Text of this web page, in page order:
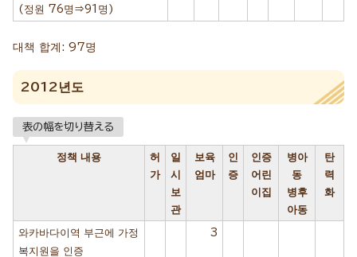
(정원 76명⇒91명)
대책 합계: 97명
2012년도
表の幅を切り替える
정책 내용
허
가
일
시
보
관
보육
엄마
인
증
인증
어린
이집
병아
동
병후
아동
탄
력
화
와카바다이역 부근에 가정
복지원을 인증
3